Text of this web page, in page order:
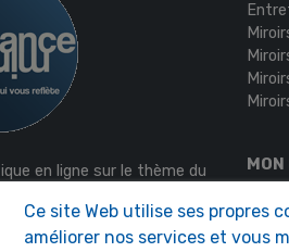
en ligne sur le thème du
des réalisations de déco
française.
Mon
Ce site Web utilise ses propres
améliorer nos services et vous